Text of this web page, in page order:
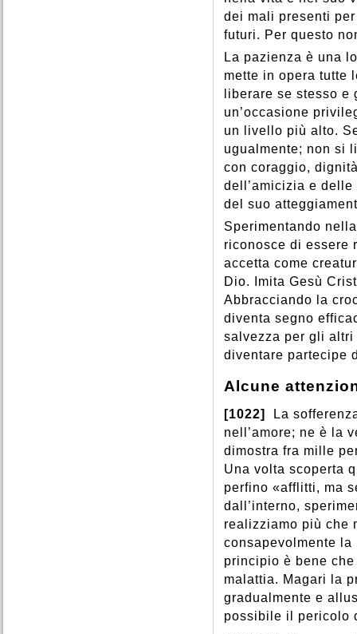
dei mali presenti
futuri. Per questo
La pazienza è una
mette in opera tutte
liberare se stesso
un’occasione
un livello più alto.
ugualmente; non si
con coraggio,
dell’amicizia e
del suo
Sperimentando
riconosce di essere
accetta come
Dio. Imita Gesù
Abbracciando la
diventa segno
salvezza per gli altri
diventare partecipe
Alcune
[1022]
La
nell’amore; ne è la
dimostra fra mille
Una volta scoperta
perfino «afflitti, ma
dall’interno,
realizziamo più che
consapevolmente
principio è bene
malattia. Magari la
gradualmente e
possibile il pericolo